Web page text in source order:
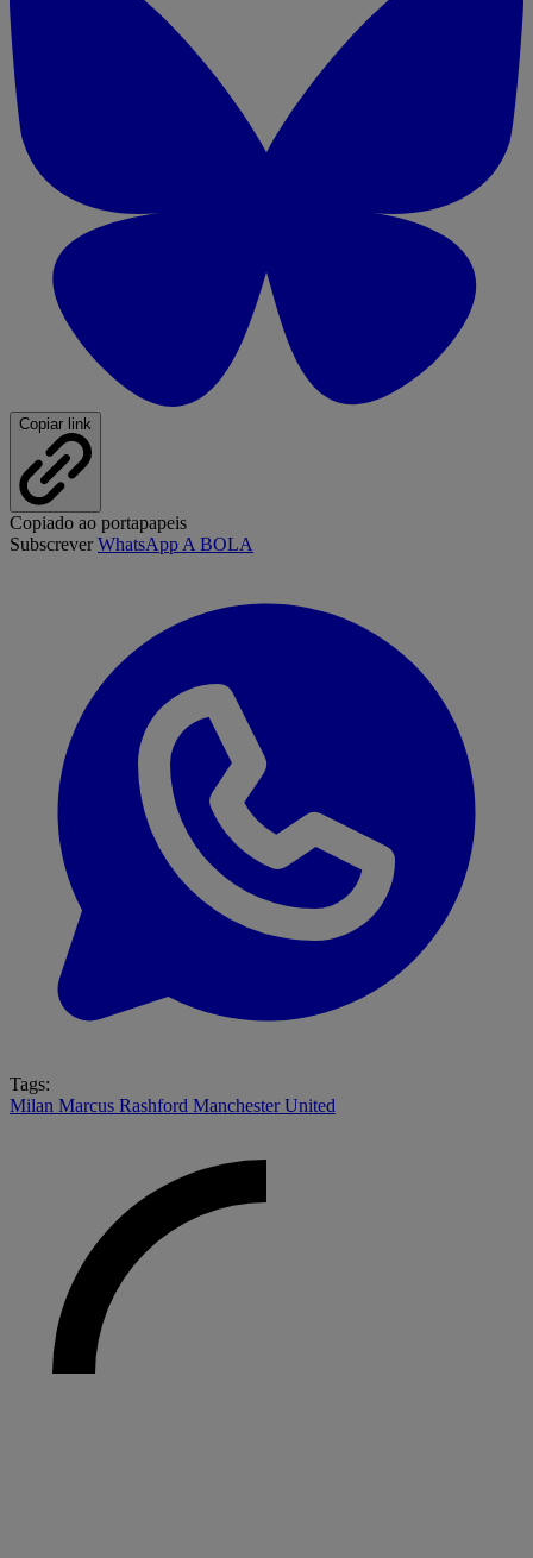
Copiar link
Copiado ao portapapeis
SubscreverWhatsApp A BOLA
Tags:
Milan Marcus Rashford Manchester United